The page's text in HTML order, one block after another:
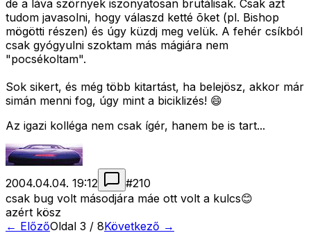
de a láva szörnyek iszonyatosan brutálisak. Csak azt
tudom javasolni, hogy válaszd ketté õket (pl. Bishop
mögötti részen) és úgy küzdj meg velük. A fehér csíkból
csak gyógyulni szoktam más mágiára nem
"pocsékoltam".
Sok sikert, és még több kitartást, ha belejösz, akkor már
simán menni fog, úgy mint a biciklizés! 😄
Az igazi kolléga nem csak ígér, hanem be is tart...
2004.04.04. 19:12 #210
csak bug volt másodjára máe ott volt a kulcs😊
azért kösz
← ElőzőOldal 3 / 8Következő →